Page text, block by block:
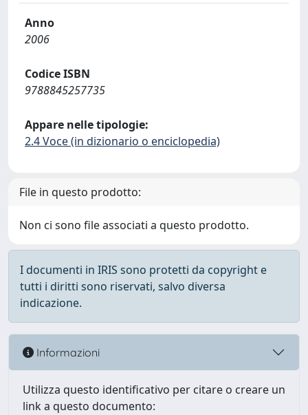
Anno
2006
Codice ISBN
9788845257735
Appare nelle tipologie:
2.4 Voce (in dizionario o enciclopedia)
File in questo prodotto:
Non ci sono file associati a questo prodotto.
I documenti in IRIS sono protetti da copyright e
tutti i diritti sono riservati, salvo diversa
indicazione.
Informazioni
Utilizza questo identificativo per citare o creare un
link a questo documento: